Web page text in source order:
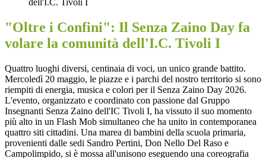
dell'I.C. Tivoli I
"Oltre i Confini": Il Senza Zaino Day fa
volare la comunità dell'I.C. Tivoli I
Quattro luoghi diversi, centinaia di voci, un unico grande battito.
Mercoledì 20 maggio, le piazze e i parchi del nostro territorio si sono
riempiti di energia, musica e colori per il Senza Zaino Day 2026.
L'evento, organizzato e coordinato con passione dal Gruppo
Insegnanti Senza Zaino dell'IC Tivoli I, ha vissuto il suo momento
più alto in un Flash Mob simultaneo che ha unito in contemporanea
quattro siti cittadini. Una marea di bambini della scuola primaria,
provenienti dalle sedi Sandro Pertini, Don Nello Del Raso e
Campolimpido, si è mossa all'unisono eseguendo una coreografia